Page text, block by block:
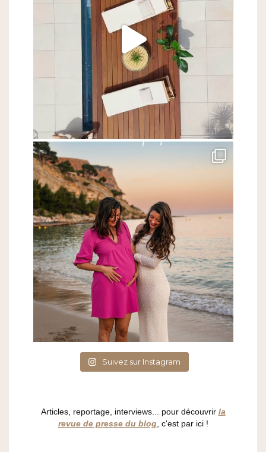
Suivez sur Instagram
Articles, reportage, interviews... pour découvrir la
revue de presse du blog, c'est par ici !